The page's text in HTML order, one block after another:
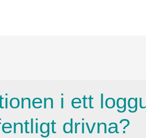
i ett
drivna?